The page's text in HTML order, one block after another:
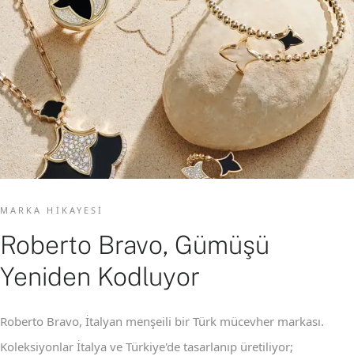
MARKA HIKAYESI
Roberto Bravo, Gümüşü
Yeniden Kodluyor
Roberto Bravo, İtalyan menşeili bir Türk mücevher markası.
Koleksiyonlar İtalya ve Türkiye'de tasarlanıp üretiliyor;